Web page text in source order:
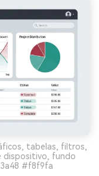
tabelas, filtros,
dispositivo, fundo
#f8f9fa